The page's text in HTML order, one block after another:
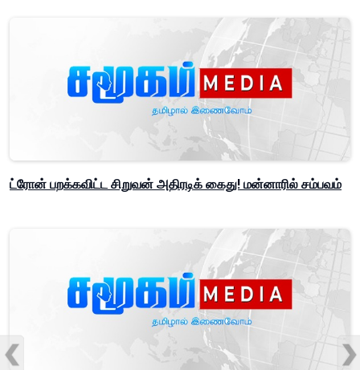
ட்ரோன் பறக்கவிட்ட சிறுவன் அதிரடிக் கைது! மன்னாரில் சம்பவம்